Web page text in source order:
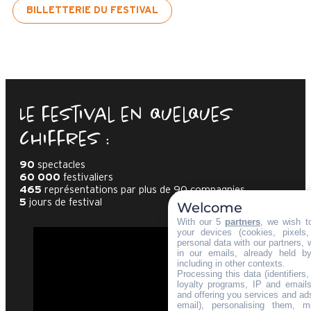
BILLETTERIE DU FESTIVAL
Le festival en quelques
chiffres :
90 spectacles
60 000 festivaliers
465 représentations par plus de 90 compagnies
5 jours de festival Welcome
With our 5 partners, we wish
your devices (cookies,
personal data with our partners,
in our emails, already held
including in other contexts.
Processing this data
loyalty programs, IP and
and offering you services and
email), personalising them,